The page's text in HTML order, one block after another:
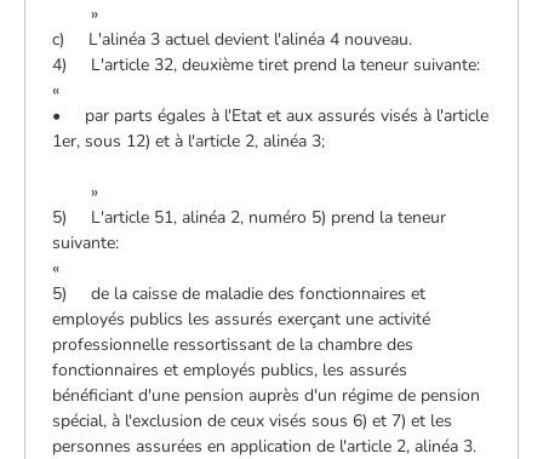
»
c) L'alinéa 3 actuel devient l'alinéa 4 nouveau.
4) L'article 32, deuxième tiret prend la teneur suivante:
«
• par parts égales à l'Etat et aux assurés visés à l'article
1er, sous 12) et à l'article 2, alinéa 3;
»
5) L'article 51, alinéa 2, numéro 5) prend la teneur
suivante:
«
5) de la caisse de maladie des fonctionnaires et
employés publics les assurés exerçant une activité
professionnelle ressortissant de la chambre des
fonctionnaires et employés publics, les assurés
bénéficiant d'une pension auprès d'un régime de pension
spécial, à l'exclusion de ceux visés sous 6) et 7) et les
personnes assurées en application de l'article 2, alinéa 3.